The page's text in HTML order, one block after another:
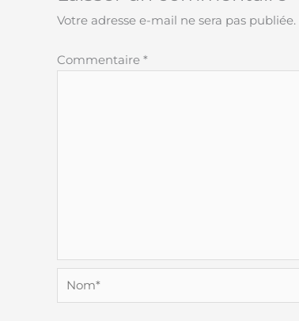
Votre adresse e-mail ne sera pas publiée.
Commentaire *
Nom*